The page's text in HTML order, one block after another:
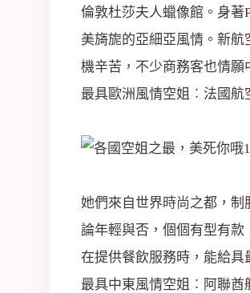
倫敦杜莎夫人蠟像館。身著
美旖旎的亞細亞風情。新
機辛苦，不少商務客也情願
最具歐洲風情空姐︰法國航
她們來自世界時尚之都，制
論年輕與否，個個有型有款
在提供餐飲服務時，能給具
最具中東風情空姐︰阿聯酋